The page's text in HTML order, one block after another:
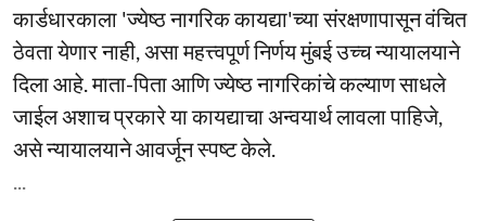
कार्डधारकाला 'ज्येष्ठ नागरिक कायद्या'च्या संरक्षणापासून वंचित
ठेवता येणार नाही, असा महत्त्वपूर्ण निर्णय मुंबई उच्च न्यायालयाने
दिला आहे. माता-पिता आणि ज्येष्ठ नागरिकांचे कल्याण साधले
जाईल अशाच प्रकारे या कायद्याचा अन्वयार्थ लावला पाहिजे,
असे न्यायालयाने आवर्जून स्पष्ट केले.
...